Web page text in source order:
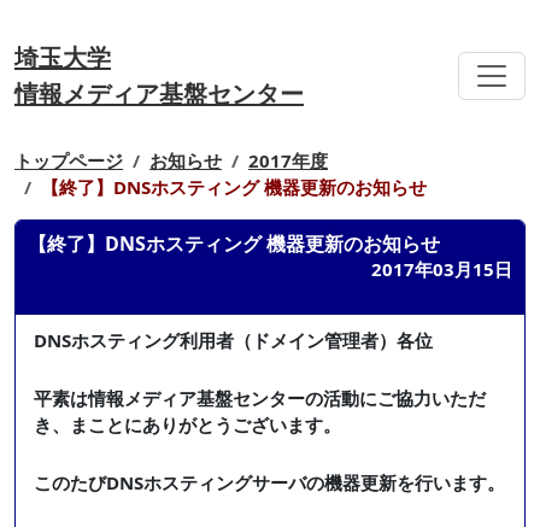
埼玉大学
情報メディア基盤センター
トップページ お知らせ
2017年度
【終了】DNSホスティング 機器更新のお知らせ
【終了】DNSホスティング 機器更新のお知らせ
2017年03月15日
DNSホスティング利用者（ドメイン管理者）各位
平素は情報メディア基盤センターの活動にご協力いただ
き、まことにありがとうございます。
このたびDNSホスティングサーバの機器更新を行います。